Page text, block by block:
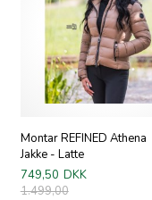
Montar REFINED Athena
Jakke - Latte
749,50 DKK
1.499,00